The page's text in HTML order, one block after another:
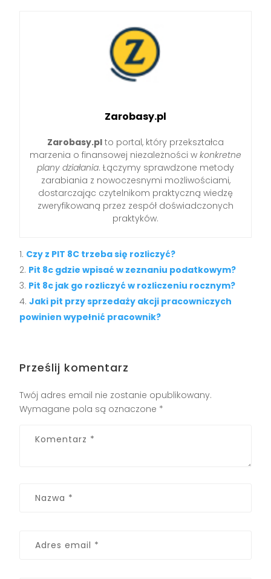
Zarobasy.pl
Zarobasy.pl to portal, który przekształca
marzenia o finansowej niezależności w konkretne
plany działania. Łączymy sprawdzone metody
zarabiania z nowoczesnymi możliwościami,
dostarczając czytelnikom praktyczną wiedzę
zweryfikowaną przez zespół doświadczonych
praktyków.
Czy z PIT 8C trzeba się rozliczyć?
Pit 8c gdzie wpisać w zeznaniu podatkowym?
Pit 8c jak go rozliczyć w rozliczeniu rocznym?
Jaki pit przy sprzedaży akcji pracowniczych
powinien wypełnić pracownik?
Prześlij komentarz
Twój adres email nie zostanie opublikowany.
Wymagane pola są oznaczone *